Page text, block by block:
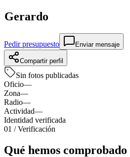
Gerardo
Pedir presupuesto Enviar mensaje
Compartir perfil
Sin fotos publicadas
Oficio—
Zona—
Radio—
Actividad—
Identidad verificada
01 / Verificación
Qué hemos comprobado